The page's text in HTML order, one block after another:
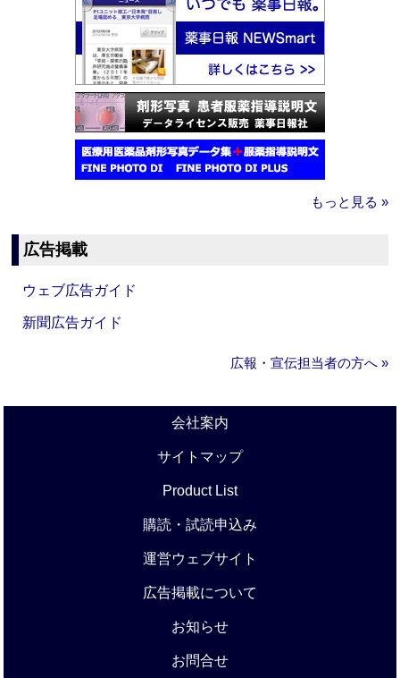
もっと見る »
広告掲載
ウェブ広告ガイド
新聞広告ガイド
広報・宣伝担当者の方へ »
会社案内
サイトマップ
Product List
購読・試読申込み
運営ウェブサイト
広告掲載について
お知らせ
お問合せ